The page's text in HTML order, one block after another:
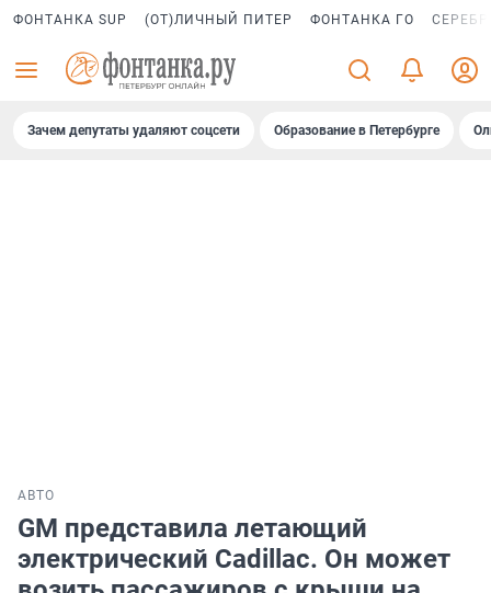
ФОНТАНКА SUP (ОТ)ЛИЧНЫЙ ПИТЕР ФОНТАНКА ГО
Зачем депутаты удаляют соцсети Образование в Петербурге
АВТО
GM представила летающий
электрический Cadillac. Он может